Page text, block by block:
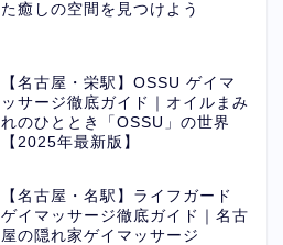
た癒しの空間を見つけよう
【名古屋・栄駅】OSSU ゲイマ
ッサージ徹底ガイド｜オイルまみ
れのひととき「OSSU」の世界
【2025年最新版】
【名古屋・名駅】ライフガード
ゲイマッサージ徹底ガイド｜名古
屋の隠れ家ゲイマッサージ